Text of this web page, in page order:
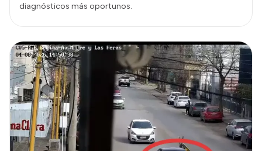
diagnósticos más oportunos.